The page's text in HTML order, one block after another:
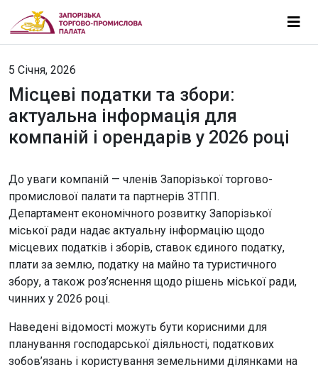
5 Січня, 2026
Місцеві податки та збори:
актуальна інформація для
компаній і орендарів у 2026 році
До уваги компаній — членів Запорізької торгово-
промислової палати та партнерів ЗТПП.
Департамент економічного розвитку Запорізької
міської ради надає актуальну інформацію щодо
місцевих податків і зборів, ставок єдиного податку,
плати за землю, податку на майно та туристичного
збору, а також роз’яснення щодо рішень міської ради,
чинних у 2026 році.
Наведені відомості можуть бути корисними для
планування господарської діяльності, податкових
зобов’язань і користування земельними ділянками на